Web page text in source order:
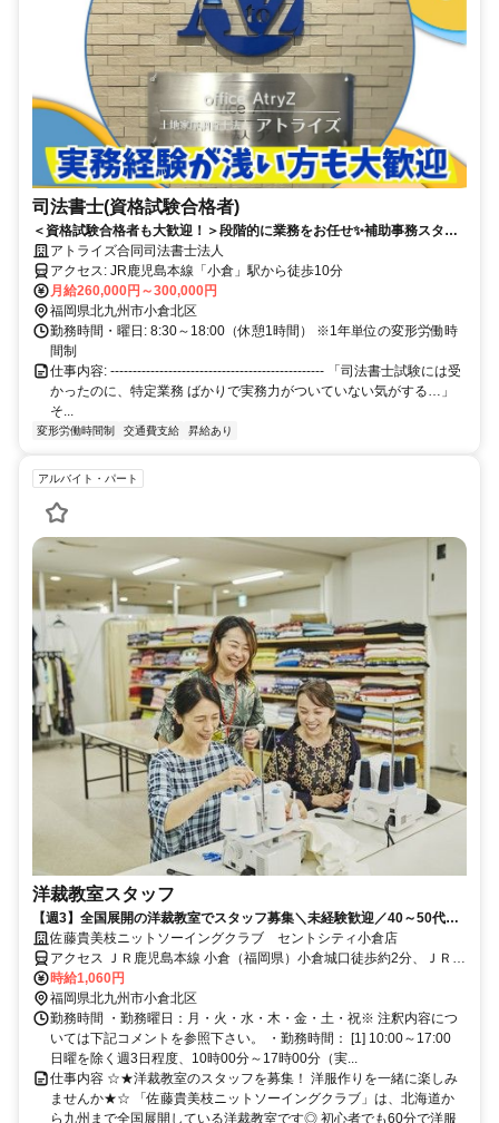
司法書士(資格試験合格者)
＜資格試験合格者も大歓迎！＞段階的に業務をお任せ✨補助事務スタッ
フ常駐／安心のサポート体制で、着実に成長できます
アトライズ合同司法書士法人
アクセス: JR鹿児島本線「小倉」駅から徒歩10分
月給260,000円～300,000円
福岡県北九州市小倉北区
勤務時間・曜日: 8:30～18:00（休憩1時間） ※1年単位の変形労働時
間制
仕事内容: ------------------------------------------------ 「司法書士試験には受
かったのに、特定業務 ばかりで実務力がついていない気がする…」
そ...
変形労働時間制 交通費支給 昇給あり
アルバイト・パート
洋裁教室スタッフ
【週3】全国展開の洋裁教室でスタッフ募集＼未経験歓迎／40～50代主
婦さん活躍中☆
佐藤貴美枝ニットソーイングクラブ セントシティ小倉店
アクセス ＪＲ鹿児島本線 小倉（福岡県）小倉城口徒歩約2分、ＪＲ山
陽新幹線/ＪＲ東海道新幹線 小倉（福岡県）小倉城口徒歩約2分、北九
州モノレール 小倉（福岡県）小倉城口徒歩約2分
時給1,060円
福岡県北九州市小倉北区
勤務時間 ・勤務曜日：月・火・水・木・金・土・祝※ 注釈内容につ
いては下記コメントを参照下さい。 ・勤務時間： [1] 10:00～17:00
日曜を除く週3日程度、10時00分～17時00分（実...
仕事内容 ☆★洋裁教室のスタッフを募集！ 洋服作りを一緒に楽しみ
ませんか★☆ 「佐藤貴美枝ニットソーイングクラブ」は、北海道か
ら九州まで全国展開している洋裁教室です◎ 初心者でも60分で洋服